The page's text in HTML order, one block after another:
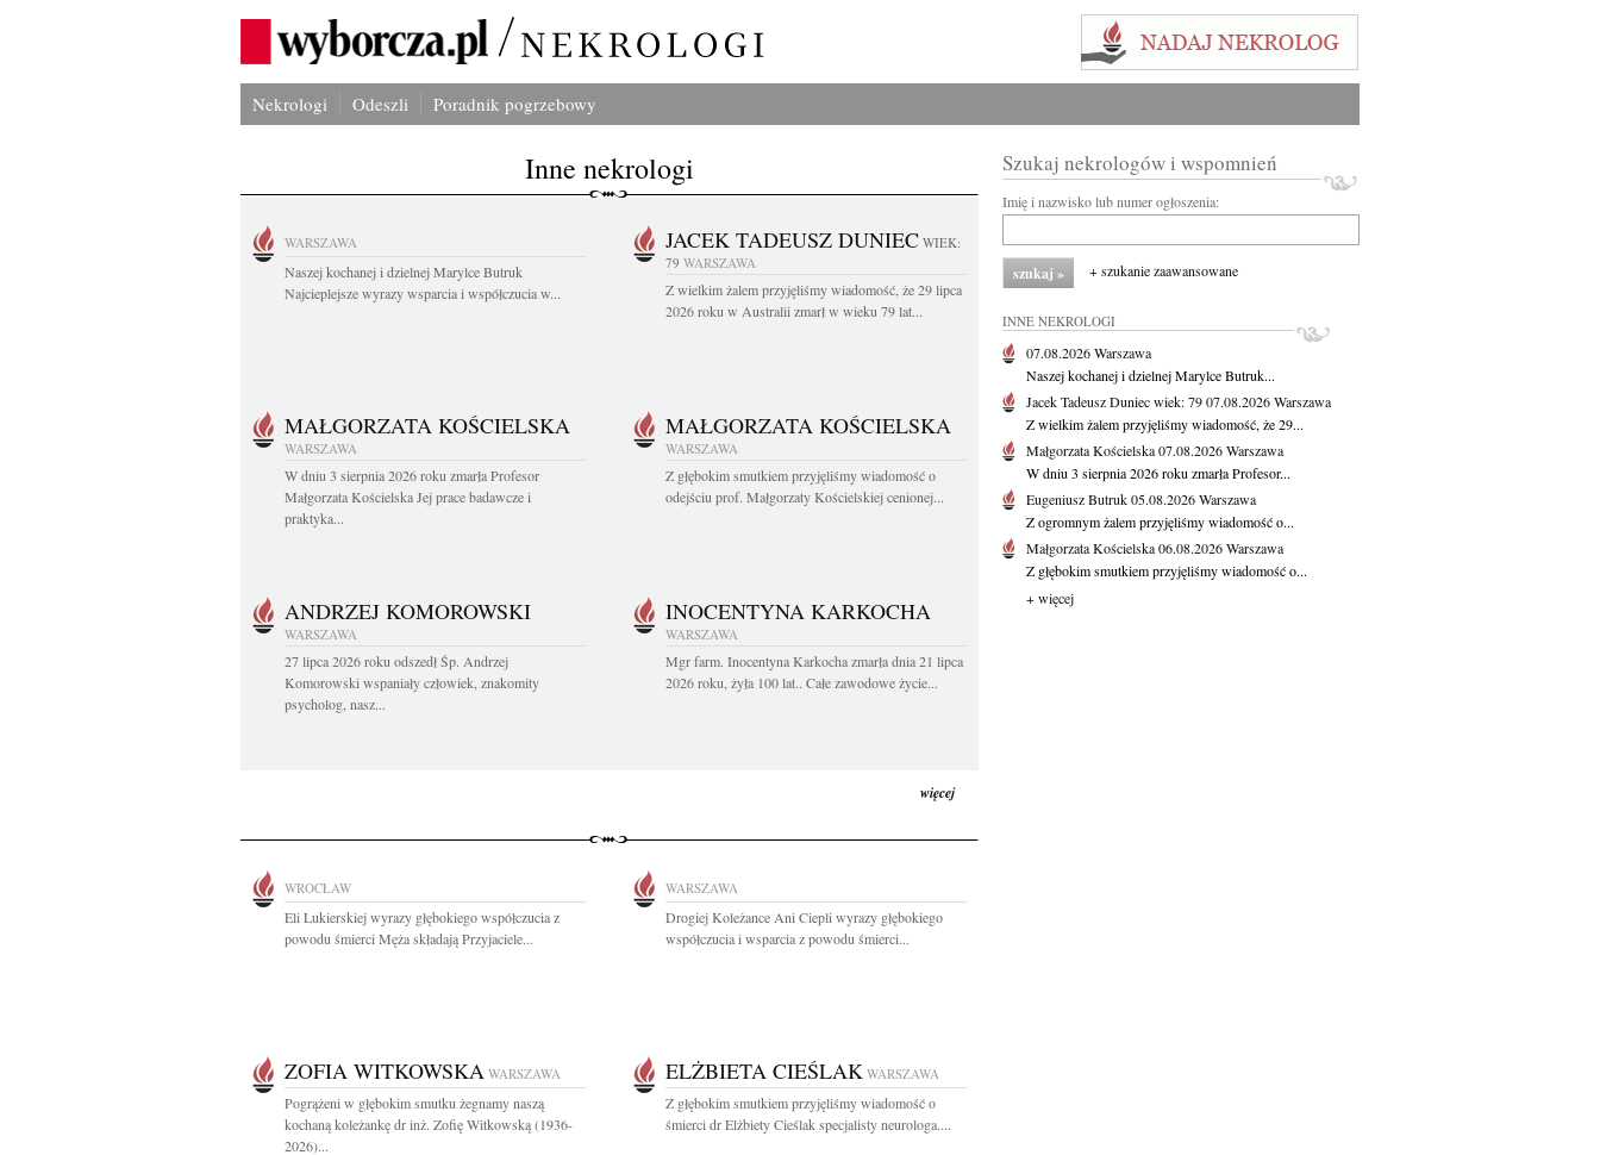
Nekrologi Odeszli Poradnik pogrzebowy
Inne nekrologi
WARSZAWA
Naszej kochanej i dzielnej Marylce Butruk
Najcieplejsze wyrazy wsparcia i współczucia w...
JACEK TADEUSZ DUNIEC WIEK:
79 WARSZAWA
Z wielkim żalem przyjęliśmy wiadomość, że 29 lipca
2026 roku w Australii zmarł w wieku 79 lat...
MAŁGORZATA KOŚCIELSKA
WARSZAWA
W dniu 3 sierpnia 2026 roku zmarła Profesor
Małgorzata Kościelska Jej prace badawcze i
praktyka...
MAŁGORZATA KOŚCIELSKA
WARSZAWA
Z głębokim smutkiem przyjęliśmy wiadomość o
odejściu prof. Małgorzaty Kościelskiej cenionej...
ANDRZEJ KOMOROWSKI
WARSZAWA
27 lipca 2026 roku odszedł Śp. Andrzej
Komorowski wspaniały człowiek, znakomity
psycholog, nasz...
INOCENTYNA KARKOCHA
WARSZAWA
Mgr farm. Inocentyna Karkocha zmarła dnia 21 lipca
2026 roku, żyła 100 lat.. Całe zawodowe życie...
więcej
WROCŁAW
Eli Lukierskiej wyrazy głębokiego współczucia z
powodu śmierci Męża składają Przyjaciele...
WARSZAWA
Drogiej Koleżance Ani Ciepli wyrazy głębokiego
współczucia i wsparcia z powodu śmierci...
ZOFIA WITKOWSKA WARSZAWA
Pogrążeni w głębokim smutku żegnamy naszą
kochaną koleżankę dr inż. Zofię Witkowską (1936-
2026)...
ELŻBIETA CIEŚLAK WARSZAWA
Z głębokim smutkiem przyjęliśmy wiadomość o
śmierci dr Elżbiety Cieślak specjalisty neurologa....
Szukaj nekrologów i wspomnień
Imię i nazwisko lub numer ogłoszenia:
+ szukanie zaawansowane
INNE NEKROLOGI
07.08.2026Warszawa
Naszej kochanej i dzielnej Marylce Butruk...
Jacek Tadeusz Duniecwiek: 7907.08.2026Warszawa
Z wielkim żalem przyjęliśmy wiadomość, że 29...
Małgorzata Kościelska07.08.2026Warszawa
W dniu 3 sierpnia 2026 roku zmarła Profesor...
Eugeniusz Butruk05.08.2026Warszawa
Z ogromnym żalem przyjęliśmy wiadomość o...
Małgorzata Kościelska06.08.2026Warszawa
Z głębokim smutkiem przyjęliśmy wiadomość o...
+ więcej